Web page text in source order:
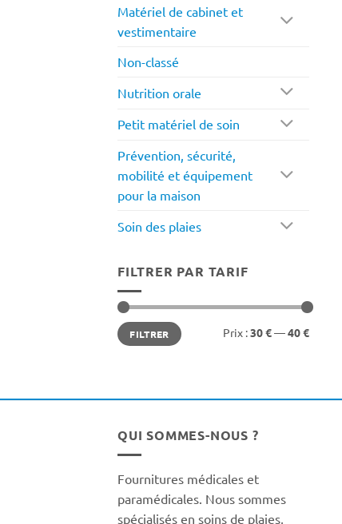
Matériel de cabinet et
vestimentaire
Non-classé
Nutrition orale
Petit matériel de soin
Prévention, sécurité,
mobilité et équipement
pour la maison
Soin des plaies
FILTRER PAR TARIF
Prix
min
Prix
maxFILTRER Prix :30 €—40 €
QUI SOMMES-NOUS ?
Fournitures médicales et
paramédicales. Nous sommes
spécialisés en soins de plaies,